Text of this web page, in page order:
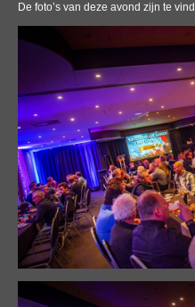
De foto’s van deze avond zijn te